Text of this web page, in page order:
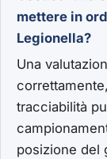
mettere in
Legionella?
Una
tracciabilità
posizione del